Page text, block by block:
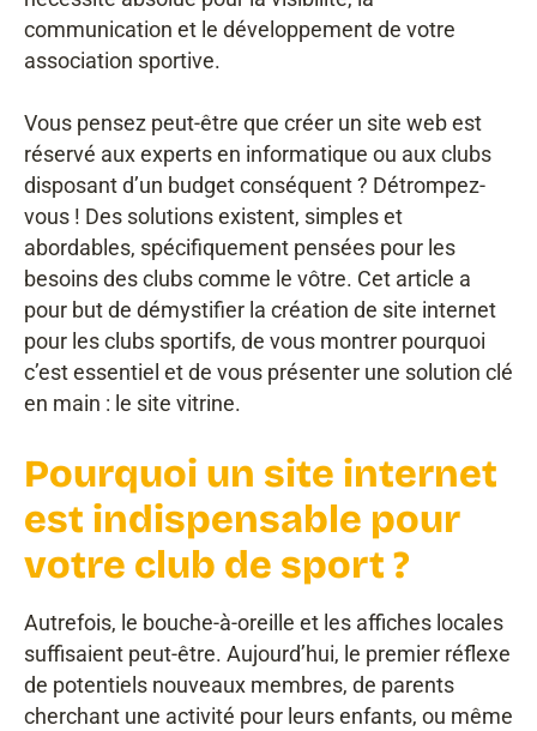
communication et le développement de votre
association sportive.
Vous pensez peut-être que créer un site web est
réservé aux experts en informatique ou aux clubs
disposant d’un budget conséquent ? Détrompez-
vous ! Des solutions existent, simples et
abordables, spécifiquement pensées pour les
besoins des clubs comme le vôtre. Cet article a
pour but de démystifier la création de site internet
pour les clubs sportifs, de vous montrer pourquoi
c’est essentiel et de vous présenter une solution clé
en main : le site vitrine.
Pourquoi un site internet
est indispensable pour
votre club de sport ?
Autrefois, le bouche-à-oreille et les affiches locales
suffisaient peut-être. Aujourd’hui, le premier réflexe
de potentiels nouveaux membres, de parents
cherchant une activité pour leurs enfants, ou même